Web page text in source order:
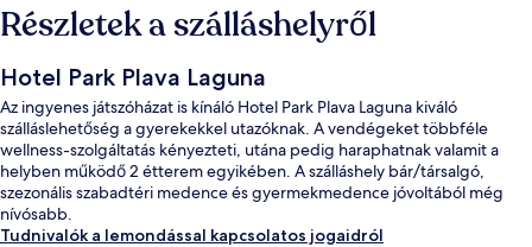
Részletek a szálláshelyről
Hotel Park Plava Laguna
Az ingyenes játszóházat is kínáló Hotel Park Plava Laguna kiváló
szálláslehetőség a gyerekekkel utazóknak. A vendégeket többféle
wellness-szolgáltatás kényezteti, utána pedig haraphatnak valamit a
helyben működő 2 étterem egyikében. A szálláshely bár/társalgó,
szezonális szabadtéri medence és gyermekmedence jóvoltából még
nívósabb.
Tudnivalók a lemondással kapcsolatos jogaidról